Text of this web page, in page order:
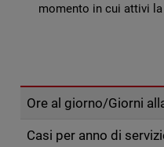
momento in cui attivi la
Ore al giorno/Giorni
Casi per anno di